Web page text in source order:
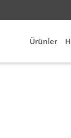
Ürünler